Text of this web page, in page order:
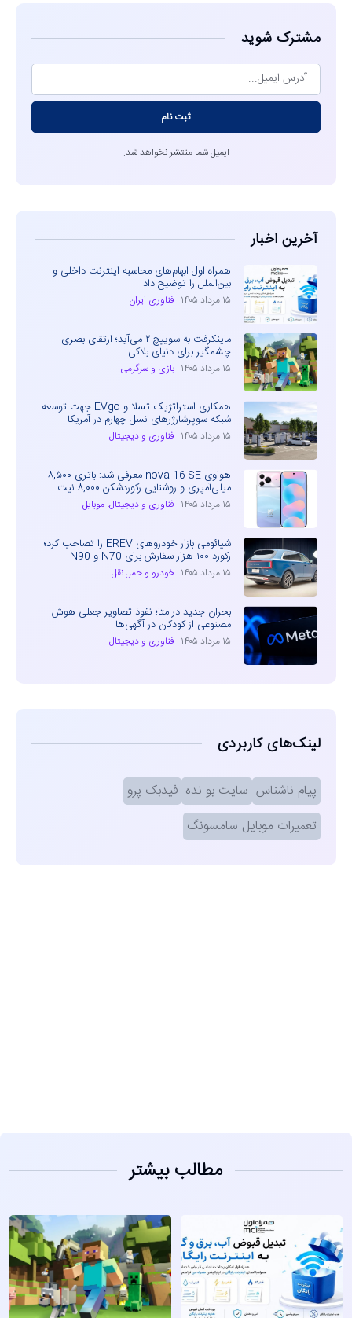
مشترک شوید
ثبت نام
ایمیل شما منتشر نخواهد شد.
آخرین اخبار
همراه اول ابهام‌های محاسبه اینترنت داخلی و
بین‌الملل را توضیح داد
۱۵ مرداد ۱۴۰۵ فناوری ایران
ماینکرفت به سوییچ ۲ می‌آید؛ ارتقای بصری
چشمگیر برای دنیای بلاکی
۱۵ مرداد ۱۴۰۵ بازی و سرگرمی
همکاری استراتژیک تسلا و EVgo جهت توسعه
شبکه سوپرشارژرهای نسل چهارم در آمریکا
۱۵ مرداد ۱۴۰۵ فناوری و دیجیتال
هواوی nova 16 SE معرفی شد: باتری ۸,۵۰۰
میلی‌آمپری و روشنایی رکوردشکن ۸,۰۰۰ نیت
۱۵ مرداد ۱۴۰۵ فناوری و دیجیتال، موبایل
شیائومی بازار خودروهای EREV را تصاحب کرد؛
رکورد ۱۰۰ هزار سفارش برای N70 و N90
۱۵ مرداد ۱۴۰۵ خودرو و حمل نقل
بحران جدید در متا؛ نفوذ تصاویر جعلی هوش
مصنوعی از کودکان در آگهی‌ها
۱۵ مرداد ۱۴۰۵ فناوری و دیجیتال
لینک‌های کاربردی
پیام ناشناس سایت بو نده فیدبک پرو
تعمیرات موبایل سامسونگ
مطالب بیشتر